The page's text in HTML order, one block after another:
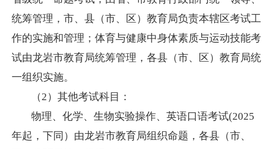
统筹管理，市、县（市、区）教育局负责本辖区考试工
作的实施和管理；体育与健康中身体素质与运动技能考
试由龙岩市教育局统筹管理，各县（市、区）教育局统
一组织实施。
（2）其他考试科目：
物理、化学、生物实验操作、英语口语考试(2025
年起，下同）由龙岩市教育局组织命题，各县（市、